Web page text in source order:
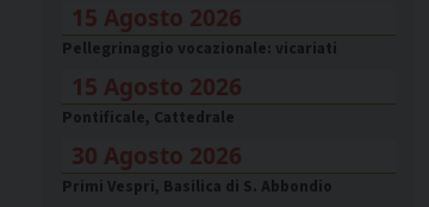
15 Agosto 2026
Pellegrinaggio vocazionale: vicariati
15 Agosto 2026
Pontificale, Cattedrale
30 Agosto 2026
Primi Vespri, Basilica di S. Abbondio